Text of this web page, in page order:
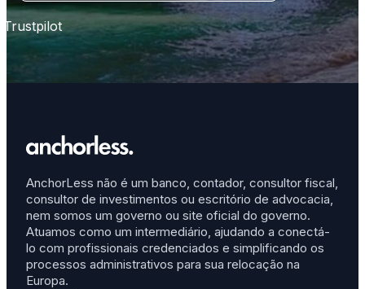
Trustpilot
AnchorLess não é um banco, contador, consultor fiscal,
consultor de investimentos ou escritório de advocacia,
nem somos um governo ou site oficial do governo.
Atuamos como um intermediário, ajudando a conectá-
lo com profissionais credenciados e simplificando os
processos administrativos para sua relocação na
Europa.